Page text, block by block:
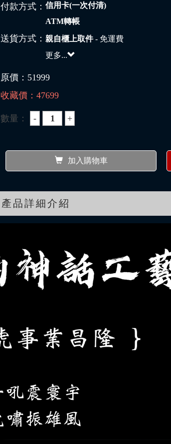
付款方式：信用卡(一次付清)
ATM轉帳
送貨方式：親自櫃上取件- 免運費
更多...
原價： 51999
收藏價：47699
數量：
加入購物車
產品詳細介紹